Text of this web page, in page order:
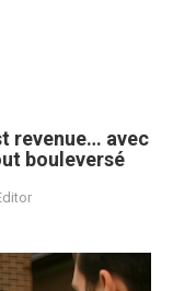
revenue… avec
bouleversé